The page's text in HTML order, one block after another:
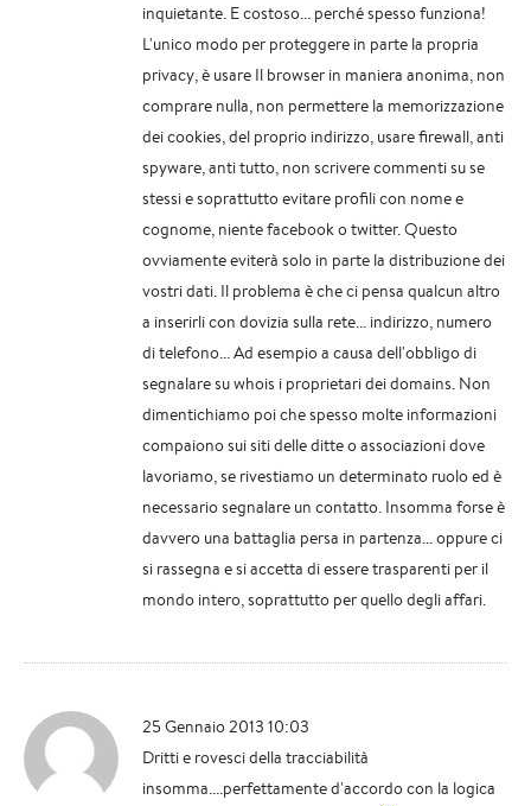
inquietante. E costoso... perché spesso funziona!
L'unico modo per proteggere in parte la propria
privacy, è usare Il browser in maniera anonima, non
comprare nulla, non permettere la memorizzazione
dei cookies, del proprio indirizzo, usare firewall, anti
spyware, anti tutto, non scrivere commenti su se
stessi e soprattutto evitare profili con nome e
cognome, niente facebook o twitter. Questo
ovviamente eviterà solo in parte la distribuzione dei
vostri dati. Il problema è che ci pensa qualcun altro
a inserirli con dovizia sulla rete... indirizzo, numero
di telefono... Ad esempio a causa dell'obbligo di
segnalare su whois i proprietari dei domains. Non
dimentichiamo poi che spesso molte informazioni
compaiono sui siti delle ditte o associazioni dove
lavoriamo, se rivestiamo un determinato ruolo ed è
necessario segnalare un contatto. Insomma forse è
davvero una battaglia persa in partenza... oppure ci
si rassegna e si accetta di essere trasparenti per il
mondo intero, soprattutto per quello degli affari.
25 Gennaio 2013 10:03
Dritti e rovesci della tracciabilità
insomma....perfettamente d'accordo con la logica